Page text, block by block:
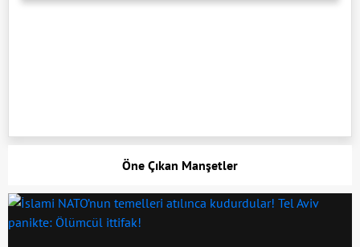
Öne Çıkan Manşetler